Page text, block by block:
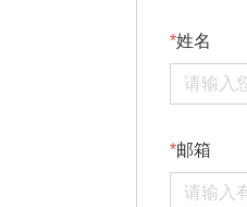
姓名
邮箱